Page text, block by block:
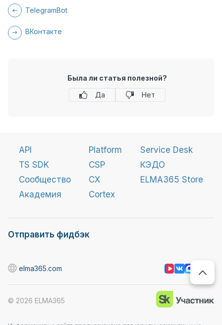
TelegramBot
ВКонтакте
Была ли статья полезной?
Да
Нет
API
TS SDK
Сообщество
Академия
Platform
CSP
CX
Cortex
Service Desk
КЭДО
ELMA365 Store
Отправить фидбэк
© 2026 ELMA365
elma365.com